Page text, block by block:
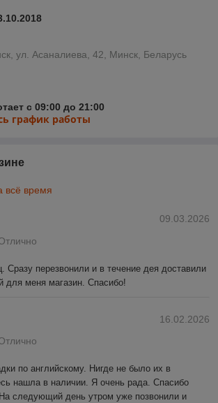
ул. Асаналиева, 42, Минск, Беларусь
с 09:00 до 21:00
график работы
всё время
09.03.2026
Сразу перезвонили и в течение дея доставили
для меня магазин. Спасибо!
16.02.2026
по английскому. Нигде не было их в
нашла в наличии. Я очень рада. Спасибо
следующий день утром уже позвонили и